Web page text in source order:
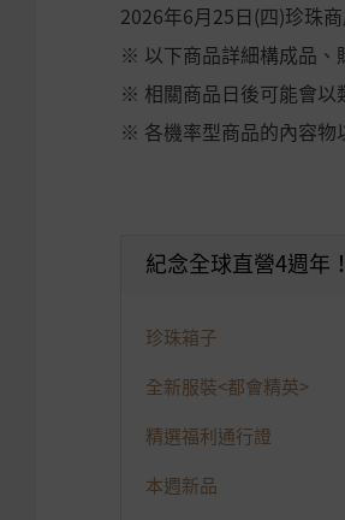
2026年6月25日(四)珍珠
※ 以下商品詳細構成品、
※ 相關商品日後可能會以
※ 各機率型商品的內容物
紀念全球直營4週年！
珍珠箱子
全新服裝<都會精英>
精選福利通行證
本週新品